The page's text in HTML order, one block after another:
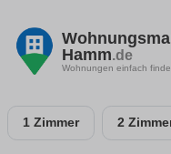
Hamm.de
Wohnungen einfach
1 Zimmer 2